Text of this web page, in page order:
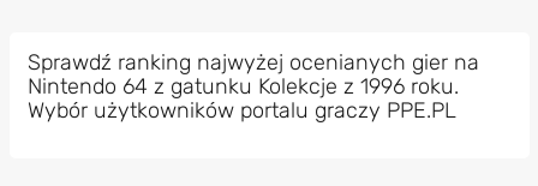
Sprawdź ranking najwyżej ocenianych gier na
Nintendo 64 z gatunku Kolekcje z 1996 roku.
Wybór użytkowników portalu graczy PPE.PL